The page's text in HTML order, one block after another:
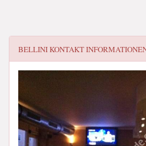
BELLINIKONTAKT